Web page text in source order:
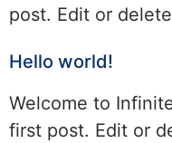
post. Edit or
Hello world!
Welcome to
first post. Edit or